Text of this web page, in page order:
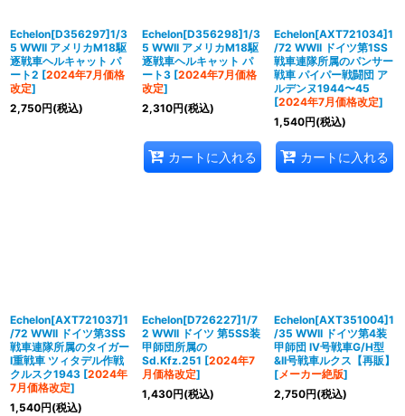
Echelon[D356297]1/3
5 WWII アメリカM18駆
逐戦車ヘルキャット パ
ート2 [2024年7月価格
改定]
2,750円(税込)
Echelon[D356298]1/3
5 WWII アメリカM18駆
逐戦車ヘルキャット パ
ート3 [2024年7月価格
改定]
2,310円(税込)
カートに入れる
Echelon[AXT721034]1
/72 WWII ドイツ第1SS
戦車連隊所属のパンサー
戦車 パイパー戦闘団 ア
ルデンヌ1944〜45
[2024年7月価格改定]
1,540円(税込)
カートに入れる
Echelon[AXT721037]1
/72 WWII ドイツ第3SS
戦車連隊所属のタイガー
I重戦車 ツィタデル作戦
クルスク1943 [2024年
7月価格改定]
1,540円(税込)
Echelon[D726227]1/7
2 WWII ドイツ 第5SS装
甲師団所属の
Sd.Kfz.251 [2024年7
月価格改定]
1,430円(税込)
Echelon[AXT351004]1
/35 WWII ドイツ第4装
甲師団 IV号戦車G/H型
&II号戦車ルクス【再販】
[メーカー絶版]
2,750円(税込)